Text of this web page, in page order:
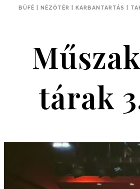
BÜFÉ | NÉZŐTÉR | KARBANTARTÁS |
tárak